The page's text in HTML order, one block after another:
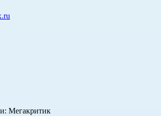
Мегакритик